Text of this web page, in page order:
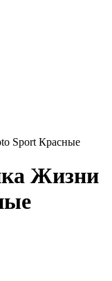
Sport Красные
Жизни